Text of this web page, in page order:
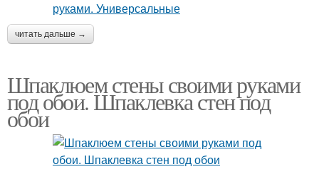
читать дальше →
Шпаклюем стены своими руками
под обои. Шпаклевка стен под
обои